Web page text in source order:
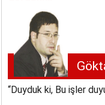
“Duyduk ki, Bu işler